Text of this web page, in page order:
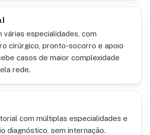
várias especialidades, com
cirúrgico, pronto-socorro e apoio
casos de maior complexidade
rede.
com múltiplas especialidades e
diagnóstico, sem internação.